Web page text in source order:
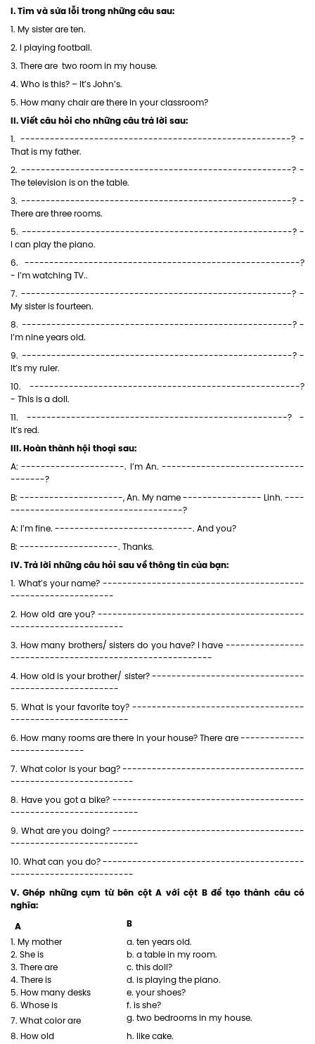
I. Tìm và sửa lỗi trong những câu sau:
1. My sister are ten.
2. I playing football.
3. There are two room in my house.
4. Who is this? – It’s John’s.
5. How many chair are there in your classroom?
II. Viết câu hỏi cho những câu trả lời sau:
1. -------------------------------------------------------? -
That is my father.
2. -------------------------------------------------------? -
The television is on the table.
3. -------------------------------------------------------? -
There are three rooms.
5. -------------------------------------------------------? -
I can play the piano.
6. --------------------------------------------------------?
- I’m watching TV..
7. -------------------------------------------------------? -
My sister is fourteen.
8. -------------------------------------------------------? -
I’m nine years old.
9. -------------------------------------------------------? -
It’s my ruler.
10. -------------------------------------------------------?
- This is a doll.
11. -----------------------------------------------------? -
It’s red.
III. Hoàn thành hội thoại sau:
A: ---------------------. I’m An. -----------------------------
-------?
B: ---------------------, An. My name ---------------- Linh. ----
-----------------------------------?
A: I’m fine. ----------------------------. And you?
B: --------------------. Thanks.
IV. Trả lời những câu hỏi sau về thông tin của bạn:
1. What’s your name? -----------------------------------------
---------------------
2. How old are you? ------------------------------------------
-----------------------
3. How many brothers/ sisters do you have? I have ----------------
-----------------------------------------
4. How old is your brother/ sister? -------------------------------
----------------------
5. What is your favorite toy? -----------------------------------
------------------------
6. How many rooms are there in your house? There are -------------
---------------
7. What color is your bag? -------------------------------------
-------------------------
8. Have you got a bike? ---------------------------------------
--------------------------
9. What are you doing? ---------------------------------------
--------------------------
10. What can you do? -----------------------------------------
-------------------------
V. Ghép những cụm từ bên cột A với cột B để tạo thành câu có
nghĩa:
A
B
1. My mother
a. ten years old.
2. She is
b. a table in my room.
3. There are
c. this doll?
4. There is
d. is playing the piano.
5. How many desks
e. your shoes?
6. Whose is
f. is she?
7. What color are
g. two bedrooms in my house.
8. How old
h. like cake.